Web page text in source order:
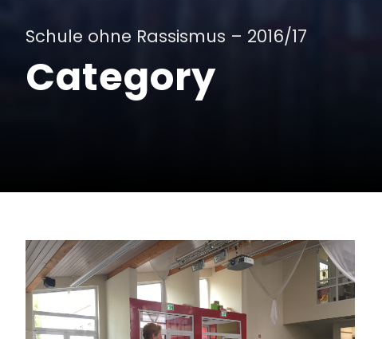
Schule ohne Rassismus – 2016/17
Category